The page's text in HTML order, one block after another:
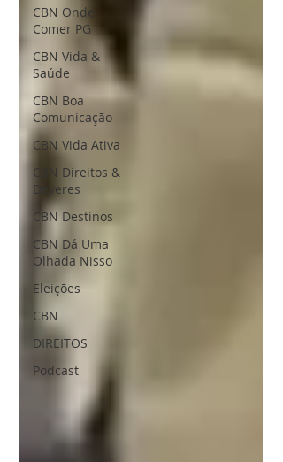
CBN Onde
Comer PG
CBN Vida &
Saúde
CBN Boa
Comunicação
CBN Vida Ativa
CBN Direitos &
Deveres
CBN Destinos
CBN Dá Uma
Olhada Nisso
Eleições
CBN
DIREITOS
Podcast